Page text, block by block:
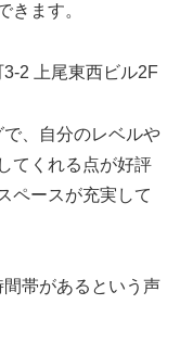
きます。
3-2 上尾東西ビル2F
、自分のレベルや
てくれる点が好評
ペースが充実して
帯があるという声